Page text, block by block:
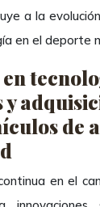
a la
en el deporte
y
de
en el